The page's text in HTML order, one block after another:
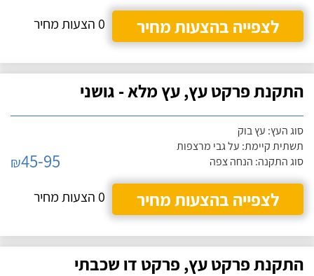
לצפייה בהצעות מחיר
0 הצעות מחיר
התקנת פרקט עץ, עץ מלא - גושני
סוג העץ: עץ בוק
תשתית קיימת: על גבי מרצפות
סוג התקנה: הנחה צפה
₪45-95
לצפייה בהצעות מחיר
0 הצעות מחיר
התקנת פרקט עץ, פרקט דו שכבתי